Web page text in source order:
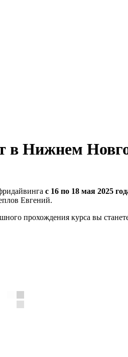
в Нижнем
с 16 по 18 мая 2025
Евгений.
прохождения курса вы